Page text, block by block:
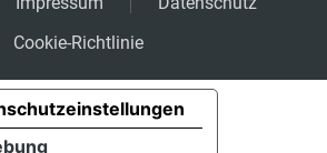
Cookie-Richtlinie